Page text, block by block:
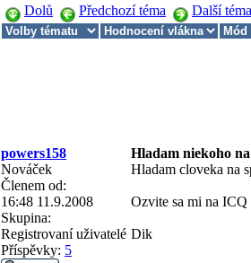
Dolů Předchozí téma Další téma
powers158
Hladam niekoho
Nováček
Členem od:
16:48 11.9.2008
Skupina:
Registrovaní uživatelé
Příspěvky: 5
Hladam cloveka na
Ozvite sa mi na
Dik